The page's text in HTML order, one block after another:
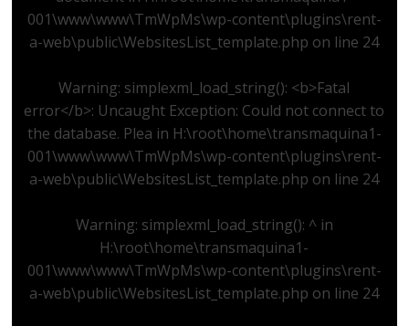
001\www\www\TmWpMs\wp-content\plugins\rent-
a-web\public\WebsitesList_template.php on line 24
Warning: simplexml_load_string(): <b>Fatal
error</b>: Uncaught Exception: Could not connect to
the database. Plea in H:\root\home\transmaquina1-
001\www\www\TmWpMs\wp-content\plugins\rent-
a-web\public\WebsitesList_template.php on line 24
Warning: simplexml_load_string(): ^ in
H:\root\home\transmaquina1-
001\www\www\TmWpMs\wp-content\plugins\rent-
a-web\public\WebsitesList_template.php on line 24